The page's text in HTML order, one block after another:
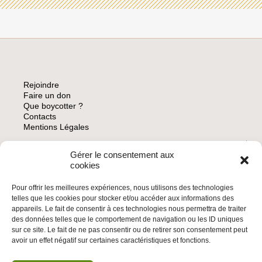
Gérer le consentement aux
cookies
Pour offrir les meilleures expériences, nous utilisons des technologies
telles que les cookies pour stocker et/ou accéder aux informations des
appareils. Le fait de consentir à ces technologies nous permettra de traiter
des données telles que le comportement de navigation ou les ID uniques
sur ce site. Le fait de ne pas consentir ou de retirer son consentement peut
avoir un effet négatif sur certaines caractéristiques et fonctions.
Rejoindre
Faire un don
Que boycotter ?
Contacts
Mentions Légales
ARCHIVES
INSCRIVEZ-VOUS À LA NEWSLETTER
Inscrivez-vous à la Newsletter